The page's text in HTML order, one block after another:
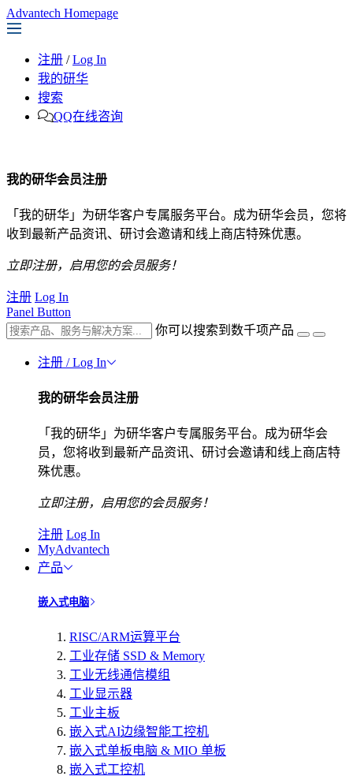
Advantech Homepage
注册 / Log In
我的研华
搜索
QQ在线咨询
我的研华会员注册
「我的研华」为研华客户专属服务平台。成为研华会员，您将
收到最新产品资讯、研讨会邀请和线上商店特殊优惠。
立即注册，启用您的会员服务！
注册 Log In
Panel Button
你可以搜索到数千项产品
注册 / Log In
我的研华会员注册
「我的研华」为研华客户专属服务平台。成为研华会
员，您将收到最新产品资讯、研讨会邀请和线上商店特
殊优惠。
立即注册，启用您的会员服务！
注册 Log In
MyAdvantech
产品
嵌入式电脑
RISC/ARM运算平台
工业存储 SSD & Memory
工业无线通信模组
工业显示器
工业主板
嵌入式AI边缘智能工控机
嵌入式单板电脑 & MIO 单板
嵌入式工控机